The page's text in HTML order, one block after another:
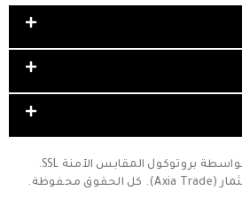
الاتصال بهذا الموقع مؤمن بواسطة بروتوكول المقابس الآمنة SSL.
حقوق النشر © أكسيا للاستثمار (Axia Trade). كل الحقوق محفوظة.